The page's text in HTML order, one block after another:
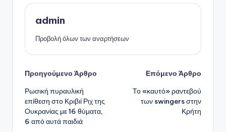
admin
Προβολή όλων των αναρτήσεων
Πλοήγηση
δημοσιεύσεων
Προηγούμενο Άρθρο
Ρωσική πυραυλική
επίθεση στο Κριβιί Ριχ της
Ουκρανίας με 16 θύματα,
6 από αυτά παιδιά
Επόμενο Άρθρο
Το «καυτό» ραντεβού
των swingers στην
Κρήτη